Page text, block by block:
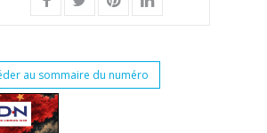
au sommaire du numéro